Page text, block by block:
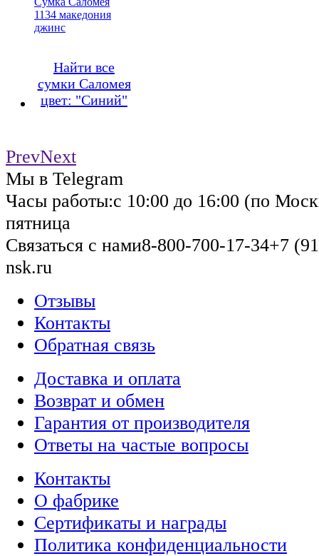
1134 македония
джинс
Найти все
сумки Саломея
цвет: "Синий"
PrevNext
Мы в Telegram
Часы работы:с 10:00 до 16:00 (по
пятница
Связаться с нами8-800-700-17-34+7
nsk.ru
Отзывы
Контакты
Обратная связь
Доставка и оплата
Возврат и обмен
Гарантия от производителя
Ответы на частые вопросы
Контакты
О фабрике
Сертификаты и награды
Политика конфиденциальности